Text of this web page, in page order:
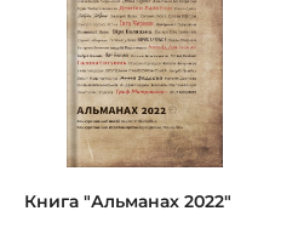
Книга "Альманах 2022"